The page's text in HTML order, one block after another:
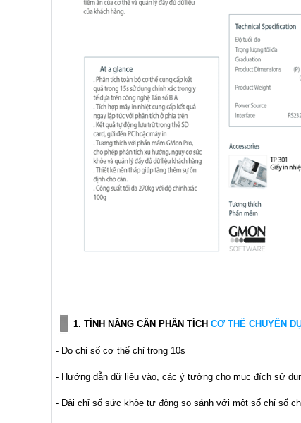
1. TÍNH NĂNG CÂN PHÂN TÍCH CƠ THỂ CHUYÊN
- Đo chỉ số cơ thể chỉ trong 10s
- Hướng dẫn dữ liệu vào, các ý tưởng cho mục đích sử
- Dải chỉ số sức khỏe tự động so sánh với một số chỉ số